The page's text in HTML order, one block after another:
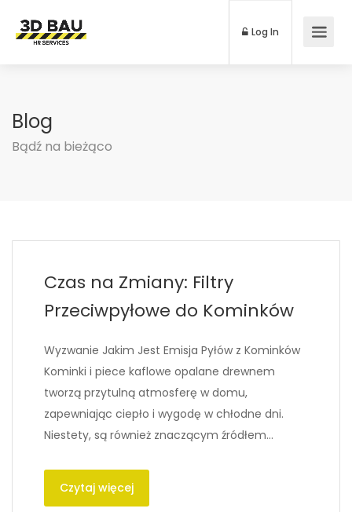
Log In
Blog
Bądź na bieżąco
Czas na Zmiany: Filtry
Przeciwpyłowe do Kominków
Wyzwanie Jakim Jest Emisja Pyłów z Kominków
Kominki i piece kaflowe opalane drewnem
tworzą przytulną atmosferę w domu,
zapewniając ciepło i wygodę w chłodne dni.
Niestety, są również znaczącym źródłem…
Czytaj więcej